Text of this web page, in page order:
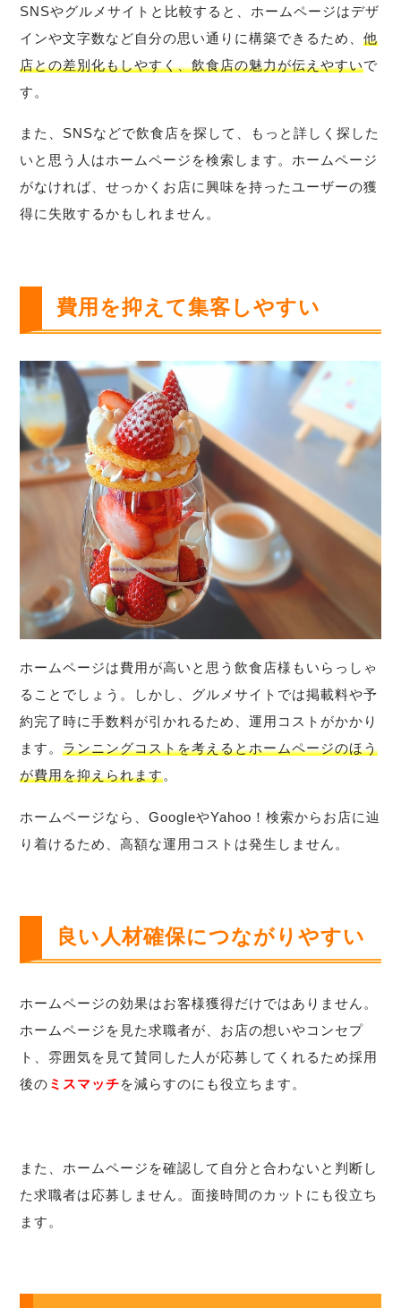
SNSやグルメサイトと比較すると、ホームページはデザ
インや文字数など自分の思い通りに構築できるため、他
店との差別化もしやすく、飲食店の魅力が伝えやすいで
す。
また、SNSなどで飲食店を探して、もっと詳しく探した
いと思う人はホームページを検索します。ホームページ
がなければ、せっかくお店に興味を持ったユーザーの獲
得に失敗するかもしれません。
費用を抑えて集客しやすい
ホームページは費用が高いと思う飲食店様もいらっしゃ
ることでしょう。しかし、グルメサイトでは掲載料や予
約完了時に手数料が引かれるため、運用コストがかかり
ます。ランニングコストを考えるとホームページのほう
が費用を抑えられます。
ホームページなら、GoogleやYahoo！検索からお店に辿
り着けるため、高額な運用コストは発生しません。
良い人材確保につながりやすい
ホームページの効果はお客様獲得だけではありません。
ホームページを見た求職者が、お店の想いやコンセプ
ト、雰囲気を見て賛同した人が応募してくれるため採用
後の ミスマッチを減らすのにも役立ちます。
また、ホームページを確認して自分と合わないと判断し
た求職者は応募しません。面接時間のカットにも役立ち
ます。